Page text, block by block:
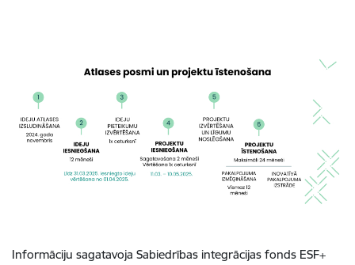
Informāciju sagatavoja Sabiedrības integrācijas fonds ESF+